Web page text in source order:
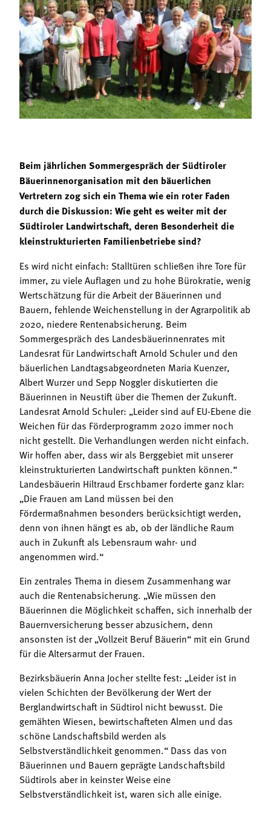
Mitgliedschaft
Landessekretariat
Bäuerliche Buffets
Hofgeschichten
Beim jährlichen Sommergespräch der Südtiroler
Bäuerinnenorganisation mit den bäuerlichen
Vertretern zog sich ein Thema wie ein roter Faden
durch die Diskussion: Wie geht es weiter mit der
Südtiroler Landwirtschaft, deren Besonderheit die
kleinstrukturierten Familienbetriebe sind?
Es wird nicht einfach: Stalltüren schließen ihre Tore für
immer, zu viele Auflagen und zu hohe Bürokratie, wenig
Wertschätzung für die Arbeit der Bäuerinnen und
Bauern, fehlende Weichenstellung in der Agrarpolitik ab
2020, niedere Rentenabsicherung. Beim
Sommergespräch des Landesbäuerinnenrates mit
Landesrat für Landwirtschaft Arnold Schuler und den
bäuerlichen Landtagsabgeordneten Maria Kuenzer,
Albert Wurzer und Sepp Noggler diskutierten die
Bäuerinnen in Neustift über die Themen der Zukunft.
Landesrat Arnold Schuler: „Leider sind auf EU-Ebene die
Weichen für das Förderprogramm 2020 immer noch
nicht gestellt. Die Verhandlungen werden nicht einfach.
Wir hoffen aber, dass wir als Berggebiet mit unserer
kleinstrukturierten Landwirtschaft punkten können.“
Landesbäuerin Hiltraud Erschbamer forderte ganz klar:
„Die Frauen am Land müssen bei den
Fördermaßnahmen besonders berücksichtigt werden,
denn von ihnen hängt es ab, ob der ländliche Raum
auch in Zukunft als Lebensraum wahr- und
angenommen wird.“
Ein zentrales Thema in diesem Zusammenhang war
auch die Rentenabsicherung. „Wie müssen den
Bäuerinnen die Möglichkeit schaffen, sich innerhalb der
Bauernversicherung besser abzusichern, denn
ansonsten ist der „Vollzeit Beruf Bäuerin“ mit ein Grund
für die Altersarmut der Frauen.
Bezirksbäuerin Anna Jocher stellte fest: „Leider ist in
vielen Schichten der Bevölkerung der Wert der
Berglandwirtschaft in Südtirol nicht bewusst. Die
gemähten Wiesen, bewirtschafteten Almen und das
schöne Landschaftsbild werden als
Selbstverständlichkeit genommen.“ Dass das von
Bäuerinnen und Bauern geprägte Landschaftsbild
Südtirols aber in keinster Weise eine
Selbstverständlichkeit ist, waren sich alle einige.